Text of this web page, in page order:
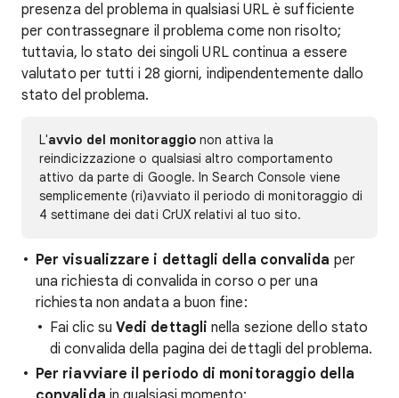
presenza del problema in qualsiasi URL è sufficiente
per contrassegnare il problema come non risolto;
tuttavia, lo stato dei singoli URL continua a essere
valutato per tutti i 28 giorni, indipendentemente dallo
stato del problema.
L'avvio del monitoraggionon attiva la
reindicizzazione o qualsiasi altro comportamento
attivo da parte di Google. In Search Console viene
semplicemente (ri)avviato il periodo di monitoraggio di
4 settimane dei dati CrUX relativi al tuo sito.
Per visualizzare i dettagli della convalida per
una richiesta di convalida in corso o per una
richiesta non andata a buon fine:
Fai clic su Vedi dettagli nella sezione dello stato
di convalida della pagina dei dettagli del problema.
Per riavviare il periodo di monitoraggio della